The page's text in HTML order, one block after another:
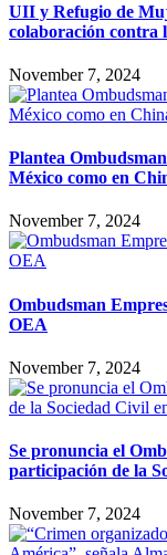
UII y Refugio de
colaboración contra
November 7, 2024
Plantea
México como en
November 7, 2024
Ombudsman
OEA
November 7, 2024
Se pronuncia el
participación de la
November 7, 2024